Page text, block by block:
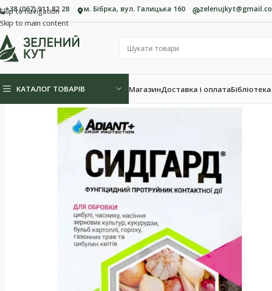
Skip to navigation
Skip to main content
+38 (067) 911 82 28 м. Бібрка, вул. Галицька 160
КАТАЛОГ ТОВАРІВ МагазинДоставка і оплата